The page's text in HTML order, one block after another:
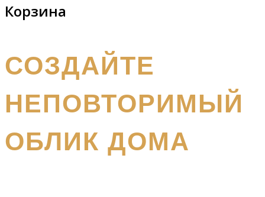
Корзина
СОЗДАЙТЕ
НЕПОВТОРИМЫЙ
ОБЛИК ДОМА